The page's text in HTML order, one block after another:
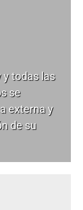
y todas las
se
externa y
de su